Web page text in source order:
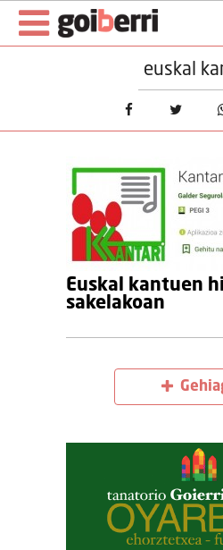
euskal
Euskal kantuen
sakelakoan